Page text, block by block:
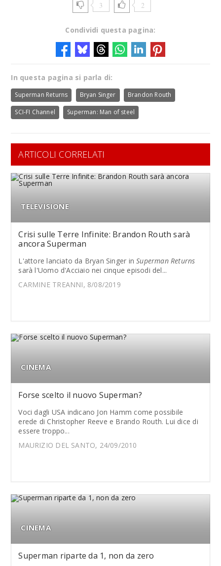
3 2
Condividi questa pagina:
In questa pagina si parla di:
Superman Returns Bryan Singer Brandon Routh
SCI-FI Channel Superman: Man of steel
ARTICOLI CORRELATI
TELEVISIONE
Crisi sulle Terre Infinite: Brandon Routh sarà
ancora Superman
L'attore lanciato da Bryan Singer inSuperman Returns
sarà l'Uomo d'Acciaio nei cinque episodi del...
CARMINE TREANNI, 8/08/2019
CINEMA
Forse scelto il nuovo Superman?
Voci dagli USA indicano Jon Hamm come possibile
erede di Christopher Reeve e Brando Routh. Lui dice di
essere troppo...
MAURIZIO DEL SANTO, 24/09/2010
CINEMA
Superman riparte da 1, non da zero